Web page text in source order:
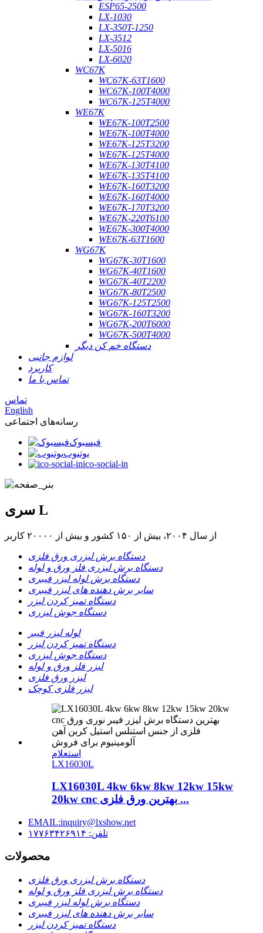
ESP65-2500
LX-1030
LX-350T-1250
LX-3512
LX-5016
LX-6020
WC67K
WC67K-63T1600
WC67K-100T4000
WC67K-125T4000
WE67K
WE67K-100T2500
WE67K-100T4000
WE67K-125T3200
WE67K-125T4000
WE67K-130T4100
WE67K-135T4100
WE67K-160T3200
WE67K-160T4000
WE67K-170T3200
WE67K-220T6100
WE67K-300T4000
WE67K-63T1600
WG67K
WG67K-30T1600
WG67K-40T1600
WG67K-40T2200
WG67K-80T2500
WG67K-125T2500
WG67K-160T3200
WG67K-200T6000
WG67K-500T4000
دستگاه خم کن دیگر
لوازم جانبی
کاربرد
تماس با ما
تماس
English
رسانه‌های اجتماعی
فیسبوک
یوتیوب
ico-social-in
سری L
از سال ۲۰۰۴، بیش از ۱۵۰ کشور و بیش از ۲۰۰۰۰ کاربر
دستگاه برش لیزری ورق فلزی
دستگاه برش لیزری فلز ورق و لوله
دستگاه برش لوله لیزر فیبری
سایر برش دهنده های لیزر فیبری
دستگاه تمیز کردن لیزر
دستگاه جوش لیزری
لوله لیزر فیبر
دستگاه تمیز کردن لیزر
دستگاه جوش لیزری
لیزر فلز ورق و لوله
لیزر ورق فلزی
لیزر فلزی کوچک
استعلام
LX16030L
LX16030L 4kw 6kw 8kw 12kw 15kw
20kw cnc بهترین ورق فلزی ...
EMAIL:inquiry@lxshow.net
تلفن: ۱۷۷۶۳۴۲۶۹۱۴
محصولات
دستگاه برش لیزری ورق فلزی
دستگاه برش لیزری فلز ورق و لوله
دستگاه برش لوله لیزر فیبری
سایر برش دهنده های لیزر فیبری
دستگاه تمیز کردن لیزر